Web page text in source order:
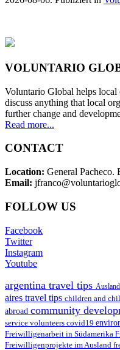
VOLUNTARIO
Voluntario Global helps
discuss anything that local
further change and
Read more...
CONTACT
Location: General Pacheco.
Email:
FOLLOW US
Facebook
Twitter
Instagram
Youtube
argentina travel tips
aires travel tips children and
abroad community
service volunteers covid19
Freiwilligenarbeit in Südamerika
Freiwilligenprojekte im Ausland